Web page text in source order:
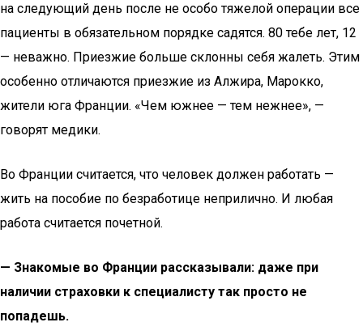
на следующий день после не особо тяжелой операции все
пациенты в обязательном порядке садятся. 80 тебе лет, 12
— неважно. Приезжие больше склонны себя жалеть. Этим
особенно отличаются приезжие из Алжира, Марокко,
жители юга Франции. «Чем южнее — тем нежнее», —
говорят медики.
Во Франции считается, что человек должен работать —
жить на пособие по безработице неприлично. И любая
работа считается почетной.
— Знакомые во Франции рассказывали: даже при
наличии страховки к специалисту так просто не
попадешь.